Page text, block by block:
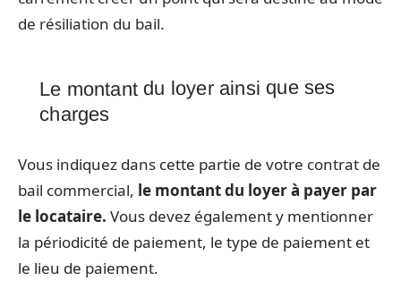
de résiliation du bail.
Le montant du loyer ainsi que ses
charges
Vous indiquez dans cette partie de votre contrat de
bail commercial, le montant du loyer à payer par
le locataire. Vous devez également y mentionner
la périodicité de paiement, le type de paiement et
le lieu de paiement.